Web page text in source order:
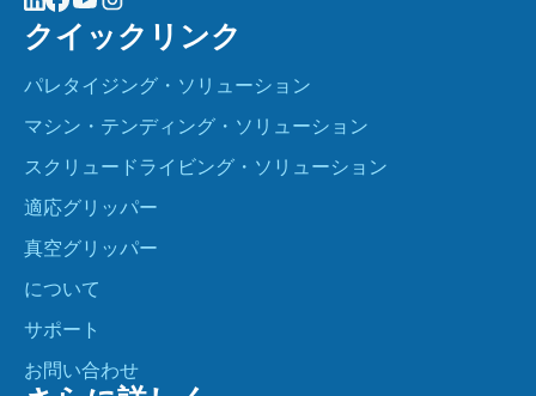
クイックリンク
パレタイジング・ソリューション
マシン・テンディング・ソリューション
スクリュードライビング・ソリューション
適応グリッパー
真空グリッパー
について
サポート
お問い合わせ